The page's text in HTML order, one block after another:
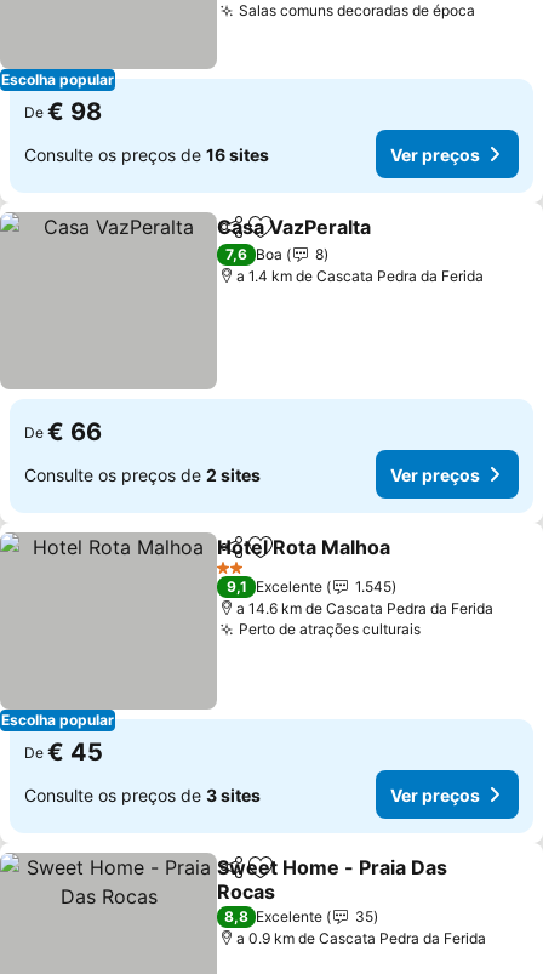
Escolha popular
Salas comuns decoradas de época
De € 98
Consulte os preços de 16 sites Ver preços
PartilharAdicionar aos favoritos
Casa VazPeralta
7,6 Boa
8
a 1.4 km de Cascata Pedra da Ferida
De € 66
Consulte os preços de 2 sites Ver preços
Escolha popular
PartilharAdicionar aos favoritos
Hotel Rota Malhoa
2 Estrelas
9,1 Excelente
1.545
a 14.6 km de Cascata Pedra da Ferida
Perto de atrações culturaisVer preços
De € 45
Consulte os preços de 3 sites Ver preços
PartilharAdicionar aos favoritos
Sweet Home - Praia Das
Rocas
Ver preços
8,8 Excelente
35
a 0.9 km de Cascata Pedra da Ferida